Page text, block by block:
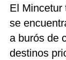
El Mincetur
se
a burós de
destinos